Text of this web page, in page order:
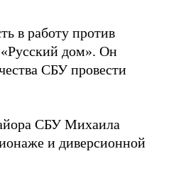
в работу против
«Русский дом». Он
СБУ провести
СБУ Михаила
и диверсионной